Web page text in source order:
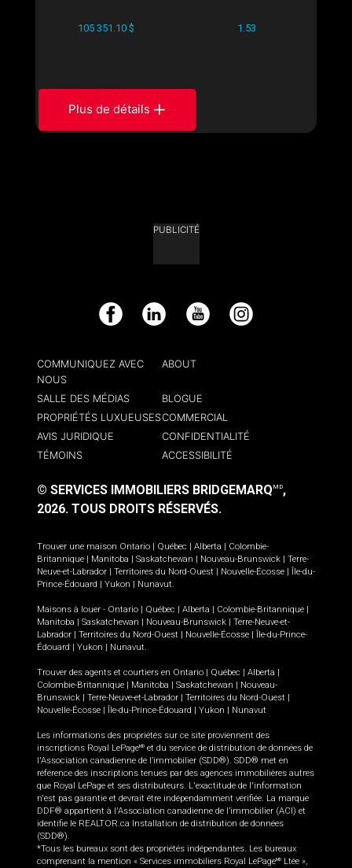
105 351.10 $ 1.53
Plus de détails
PUBLICITÉ
Facebook LinkedIn YouTube Instagram
COMMUNIQUEZ AVEC
NOUS
ABOUT
SALLE DES MÉDIAS
BLOGUE
PROPRIÉTÉS LUXUEUSESCOMMERCIAL
AVIS JURIDIQUE
CONFIDENTIALITÉ
TÉMOINS
ACCESSIBILITÉ
© SERVICES IMMOBILIERS BRIDGEMARQ MD,
2026. TOUS DROITS RÉSERVÉS.
Trouver une maison Ontario Québec Alberta
Colombie-
Britannique
Manitoba Saskatchewan Nouveau-Brunswick
Terre-
Neuve-et-Labrador
Territoires du Nord-Ouest Nouvelle-Écosse
Île-du-
Prince-Édouard
Yukon Nunavut.
Maisons à louer - Ontario Québec Alberta Colombie-Britannique
Manitoba
Saskatchewan Nouveau-Brunswick
Terre-Neuve-et-
Labrador
Territoires du Nord-Ouest Nouvelle-Écosse
Île-du-Prince-
Édouard
Yukon Nunavut.
Trouver des agents et courtiers en Ontario Québec Alberta
Colombie-Britannique
Manitoba Saskatchewan
Nouveau-
Brunswick
Terre-Neuve-et-Labrador Territoires du Nord-Ouest
Nouvelle-Écosse
Île-du-Prince-Édouard Yukon Nunavut
Les informations des propriétés sur ce site proviennent des
inscriptions Royal LePageMD et du service de distribution de données de
l'Association canadienne de l’immobilier (SDD®). SDD® met en
référence des inscriptions tenues par des agences immobilières autres
que Royal LePage et ses distributeurs. L'exactitude de l'information
n'est pas garantie et devrait être indépendamment vérifiée. La marque
DDF® appartient à l'Association canadienne de l’immobilier (ACI) et
identifie le REALTOR.ca Installation de distribution de données
(SDD®).
*Tous les bureaux sont des propriétés indépendantes. Les bureaux
comprenant la mention « Services immobiliers Royal LePageMD
Ltée »,